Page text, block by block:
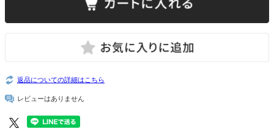
返品についての詳細はこちら
レビューはありません